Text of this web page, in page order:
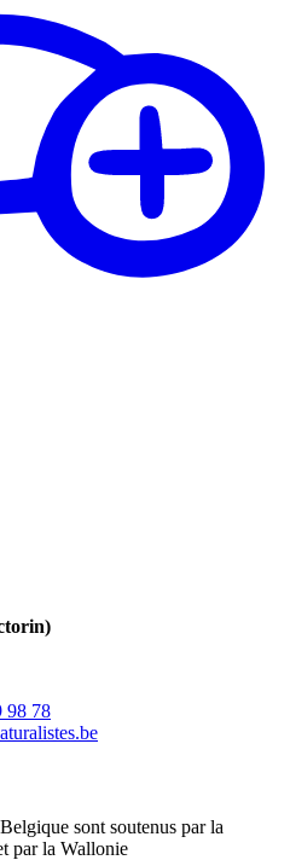
23+
sont soutenus par la
par la Wallonie